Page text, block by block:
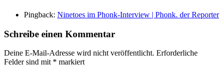
Pingback: Ninetoes im Phonk-Interview | Phonk. der Reporter
Schreibe einen Kommentar
Deine E-Mail-Adresse wird nicht veröffentlicht. Erforderliche
Felder sind mit * markiert